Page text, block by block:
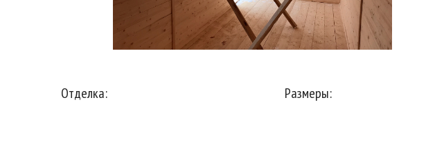
Отделка: Размеры: